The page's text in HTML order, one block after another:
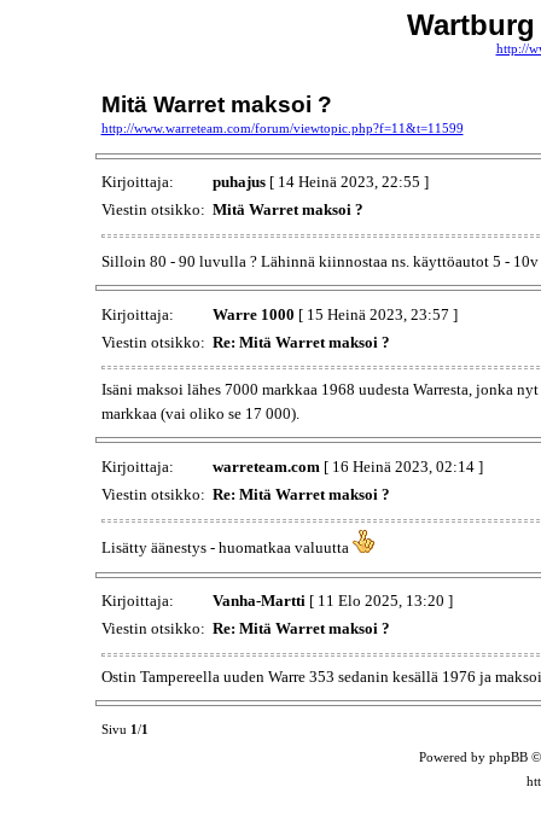
http://
Mitä Warret maksoi ?
http://www.warreteam.com/forum/viewtopic.php?f=11&t=11599
Kirjoittaja: puhajus[ 14 Heinä 2023, 22:55 ]
Viestin otsikko: Mitä Warret maksoi ?
Silloin 80 - 90 luvulla ? Lähinnä kiinnostaa ns. käyttöautot 5 -
Kirjoittaja: Warre 1000 [ 15 Heinä 2023, 23:57 ]
Viestin otsikko: Re: Mitä Warret maksoi ?
Isäni maksoi lähes 7000 markkaa 1968 uudesta Warresta, jonka
markkaa (vai oliko se 17 000).
Kirjoittaja: warreteam.com [ 16 Heinä 2023, 02:14 ]
Viestin otsikko: Re: Mitä Warret maksoi ?
Lisätty äänestys - huomatkaa valuutta
Kirjoittaja: Vanha-Martti[ 11 Elo 2025, 13:20 ]
Viestin otsikko: Re: Mitä Warret maksoi ?
Ostin Tampereella uuden Warre 353 sedanin kesällä 1976 ja
Sivu 1 /1
Powered by phpBB